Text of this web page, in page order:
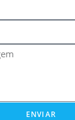
ENVIAR